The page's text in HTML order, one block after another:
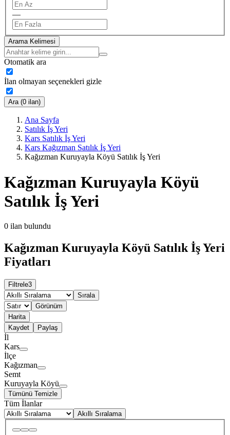
—
Arama Kelimesi
Otomatik ara
İlan olmayan seçenekleri gizle
Ara (0 ilan)
Ana Sayfa
Satılık İş Yeri
Kars Satılık İş Yeri
Kars Kağızman Satılık İş Yeri
Kağızman Kuruyayla Köyü Satılık İş Yeri
Kağızman Kuruyayla Köyü
Satılık İş Yeri
0 ilan bulundu
Kağızman Kuruyayla Köyü Satılık İş Yeri
Fiyatları
Filtrele3
Sırala
Görünüm
Harita
Kaydet
Paylaş
İl
Kars
İlçe
Kağızman
Semt
Kuruyayla Köyü
Tümünü Temizle
Tüm İlanlar
Akıllı Sıralama